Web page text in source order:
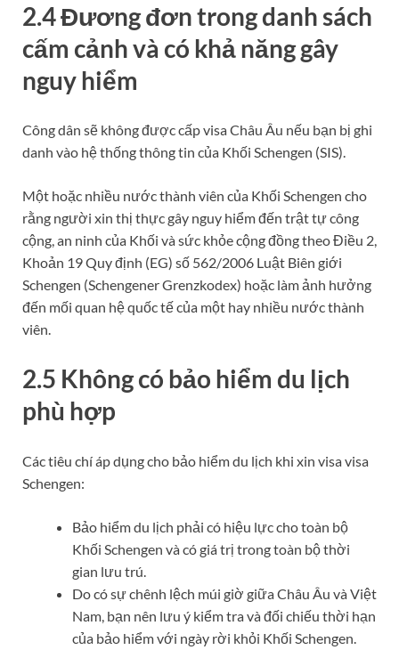
2.4 Đương đơn trong danh sách
cấm cảnh và có khả năng gây
nguy hiểm
Công dân sẽ không được cấp visa Châu Âu nếu bạn bị ghi
danh vào hệ thống thông tin của Khối Schengen (SIS).
Một hoặc nhiều nước thành viên của Khối Schengen cho
rằng người xin thị thực gây nguy hiểm đến trật tự công
cộng, an ninh của Khối và sức khỏe cộng đồng theo Điều 2,
Khoản 19 Quy định (EG) số 562/2006 Luật Biên giới
Schengen (Schengener Grenzkodex) hoặc làm ảnh hưởng
đến mối quan hệ quốc tế của một hay nhiều nước thành
viên.
2.5 Không có bảo hiểm du lịch
phù hợp
Các tiêu chí áp dụng cho bảo hiểm du lịch khi xin visa visa
Schengen:
Bảo hiểm du lịch phải có hiệu lực cho toàn bộ
Khối Schengen và có giá trị trong toàn bộ thời
gian lưu trú.
Do có sự chênh lệch múi giờ giữa Châu Âu và Việt
Nam, bạn nên lưu ý kiểm tra và đối chiếu thời hạn
của bảo hiểm với ngày rời khỏi Khối Schengen.